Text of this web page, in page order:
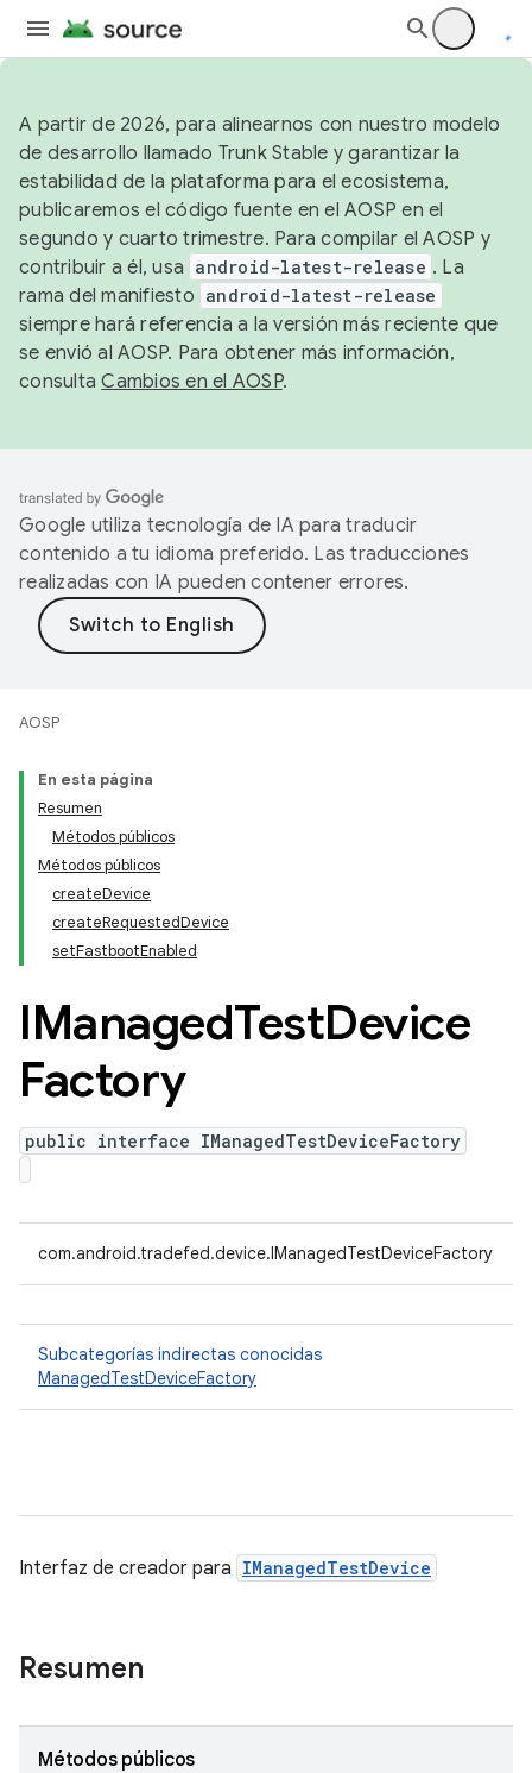
A partir de 2026, para alinearnos con nuestro modelo
de desarrollo llamado Trunk Stable y garantizar la
estabilidad de la plataforma para el ecosistema,
publicaremos el código fuente en el AOSP en el
segundo y cuarto trimestre. Para compilar el AOSP y
contribuir a él, usa android-latest-release . La
rama del manifiesto android-latest-release
siempre hará referencia a la versión más reciente que
se envió al AOSP. Para obtener más información,
consultaCambios en el AOSP.
Google utiliza tecnología de IA para traducir
contenido a tu idioma preferido. Las traducciones
realizadas con IA pueden contener errores.
AOSP
En esta página
Resumen
Métodos públicos
Métodos públicos
createDevice
createRequestedDevice
setFastbootEnabled
IManagedTestDevice
Factory
public interface IManagedTestDeviceFactory
com.android.tradefed.device.IManagedTestDeviceFactory
Subcategorías indirectas conocidas
ManagedTestDeviceFactory
Interfaz de creador para IManagedTestDevice
Resumen
Métodos públicos